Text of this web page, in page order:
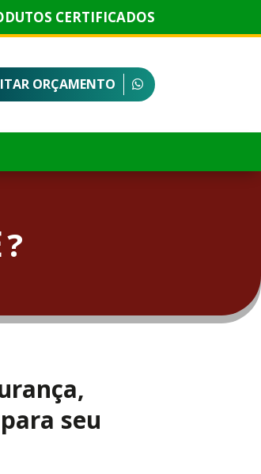
CERTIFICADOS
ORÇAMENTO
?
seu